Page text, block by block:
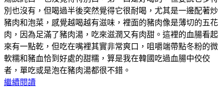
別也沒有，但喝過半後突然覺得它很耐喝，尤其是一邊配著炒
豬肉和泡菜，感覺越喝越有滋味，裡面的豬肉像是薄切的五花
肉，因為足滿了豬肉湯，吃來滋潤又有肉甜。這裡的血腸看起
來有一點乾，但吃在嘴裡其實非常爽口，咀嚼端帶點冬粉的微
軟糯和豬血恰到好處的甜糯，算是我在韓國吃過血腸中佼佼
者，單吃或是泡在豬肉湯都很不錯。
繼續閱讀